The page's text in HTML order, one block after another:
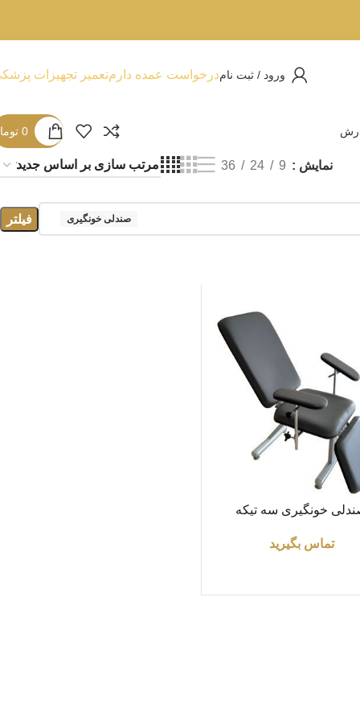
ورود / ثبت نامدرخواست عمده دارمتعمیر تجهیزات
0
نمایش 9
24
36
صندلی خونگیری فیلتر
بیشترخونگیری سه تیکه
تماس بگیرید